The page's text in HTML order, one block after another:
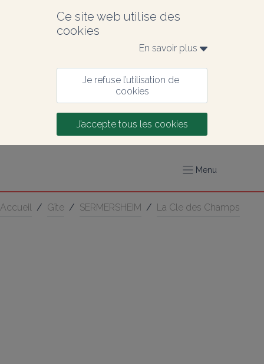
Ce site web utilise des
cookies
En savoir plus
Je refuse l’utilisation de
cookies
J’accepte tous les cookies
Menu
Accueil / Gîte / SERMERSHEIM / La Cle des Champs